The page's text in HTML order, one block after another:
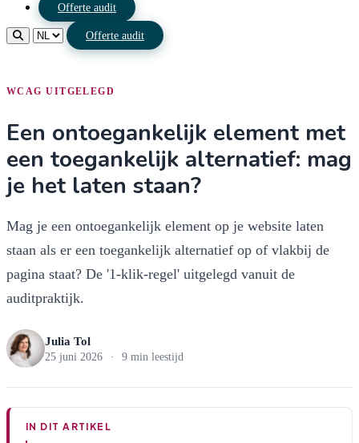
Offerte audit
Offerte audit
WCAG UITGELEGD
Een ontoegankelijk element met
een toegankelijk alternatief: mag
je het laten staan?
Mag je een ontoegankelijk element op je website laten
staan als er een toegankelijk alternatief op of vlakbij de
pagina staat? De '1-klik-regel' uitgelegd vanuit de
auditpraktijk.
Julia Tol
25 juni 2026 · 9 min leestijd
IN DIT ARTIKEL